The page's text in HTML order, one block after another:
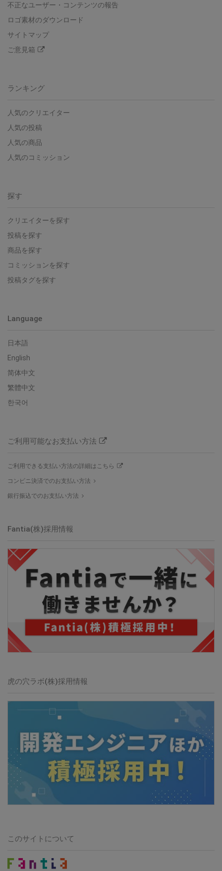
不正なユーザー・コンテンツの報告
ロゴ素材のダウンロード
サイトマップ
ご意見箱
ランキング
人気のクリエイター
人気の投稿
人気の商品
人気のコミッション
探す
クリエイターを探す
投稿を探す
商品を探す
コミッションを探す
投稿タグを探す
Language
日本語
English
简体中文
繁體中文
한국어
ご利用可能なお支払い方法
ご利用できる支払い方法の詳細はこちら
コンビニ決済でのお支払い方法
銀行振込でのお支払い方法
Fantia(株)採用情報
虎の穴ラボ(株)採用情報
このサイトについて